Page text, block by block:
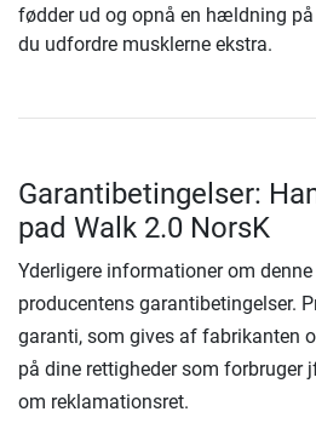
fødder ud og opnå en hældning på
du udfordre musklerne ekstra.
Garantibetingelser:
pad Walk 2.0 NorsK
Yderligere informationer om
producentens garantibetingelser.
garanti, som gives af fabrikanten
på dine rettigheder som forbruger
om reklamationsret.